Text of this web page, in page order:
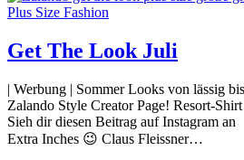
Plus Size Fashion
Get The Look Juli
| Werbung | Sommer Looks von lässig
Zalando Style Creator Page! Resort-
Sieh dir diesen Beitrag auf Instagram
Extra Inches 😉 Claus Fleissner…